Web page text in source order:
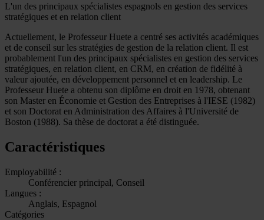
L'un des principaux spécialistes espagnols en gestion des services
stratégiques et en relation client
Actuellement, le Professeur Huete a centré ses activités académiques
et de conseil sur les stratégies de gestion de la relation client. Il est
probablement l'un des principaux spécialistes en gestion des services
stratégiques, en relation client, en CRM, en création de fidélité à
valeur ajoutée, en développement personnel et en leadership. Le
Professeur Huete a obtenu son diplôme en droit en 1978, obtenant
son Master en Économie et Gestion des Entreprises à l'IESE (1982)
et son Doctorat en Administration des Affaires à l'Université de
Boston (1988). Sa thèse de doctorat a été distinguée.
Caractéristiques
Employabilité :
Conférencier principal, Conseil
Langues :
Anglais, Espagnol
Catégories